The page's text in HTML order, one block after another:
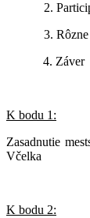
2.
3. Rôzne
4. Záver
K bodu 1:
Zasadnutie
Včelka
K bodu 2: